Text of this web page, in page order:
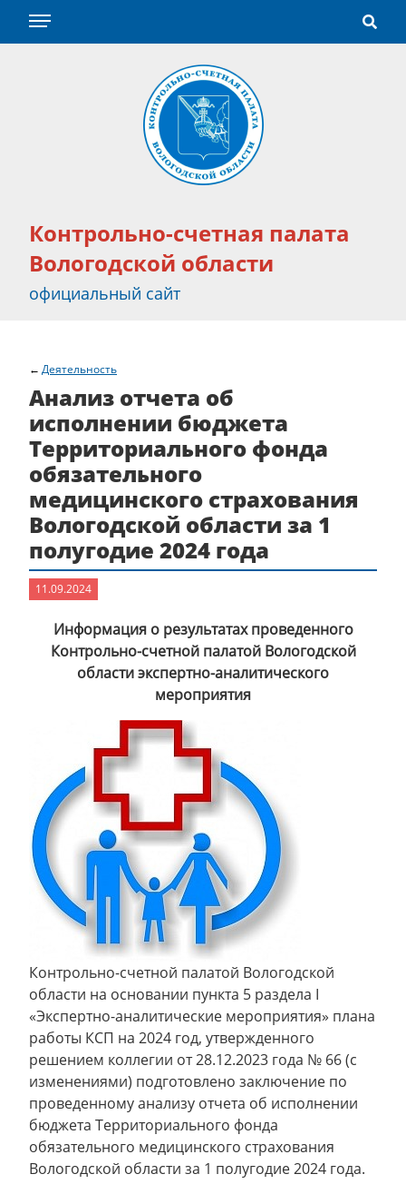
Контрольно-счетная палата
Вологодской области
официальный сайт
Деятельность
Анализ отчета об
исполнении бюджета
Территориального фонда
обязательного
медицинского страхования
Вологодской области за 1
полугодие 2024 года
11.09.2024
Информация о результатах проведенного
Контрольно-счетной палатой Вологодской
области экспертно-аналитического
мероприятия
Контрольно-счетной палатой Вологодской
области на основании пункта 5 раздела I
«Экспертно-аналитические мероприятия» плана
работы КСП на 2024 год, утвержденного
решением коллегии от 28.12.2023 года № 66 (с
изменениями) подготовлено заключение по
проведенному анализу отчета об исполнении
бюджета Территориального фонда
обязательного медицинского страхования
Вологодской области за 1 полугодие 2024 года.